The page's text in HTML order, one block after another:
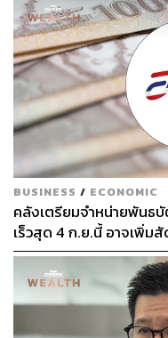
BUSINESS / ECONOMIC
คลังเตรียมจำหน่ายพันธ
เร็วสุด 4 ก.ย.นี้ อาจเพิ่ม
First มากขึ้น